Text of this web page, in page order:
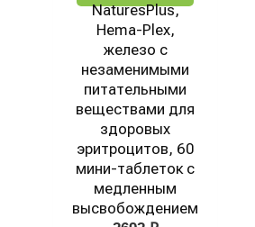
NaturesPlus,
Hema-Plex,
железо с
незаменимыми
питательными
веществами для
здоровых
эритроцитов, 60
мини-таблеток с
медленным
высвобождением